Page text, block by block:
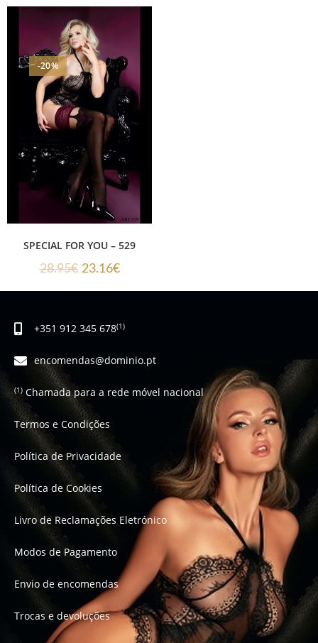
-20%
SPECIAL FOR YOU – 529
28.95€ 23.16€
+351 912 345 678(1)
encomendas@dominio.pt
(1)Chamada para a rede móvel nacional
Termos e Condições
Política de Privacidade
Política de Cookies
Livro de Reclamações Eletrónico
Modos de Pagamento
Envio de encomendas
Trocas e devoluções